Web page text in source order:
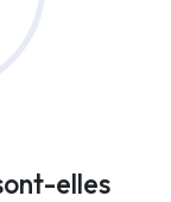
elles